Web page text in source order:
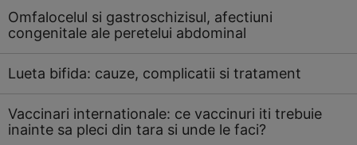
Omfalocelul si gastroschizisul, afectiuni
congenitale ale peretelui abdominal
Lueta bifida: cauze, complicatii si tratament
Vaccinari internationale: ce vaccinuri iti trebuie
inainte sa pleci din tara si unde le faci?